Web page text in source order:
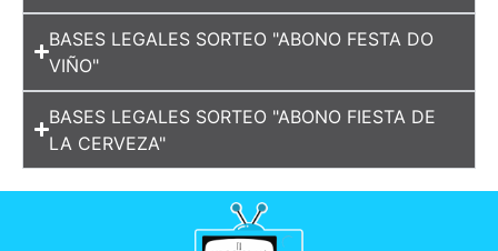
BASES LEGALES SORTEO "ABONO FESTA DO
VIÑO"
BASES LEGALES SORTEO "ABONO FIESTA DE
LA CERVEZA"